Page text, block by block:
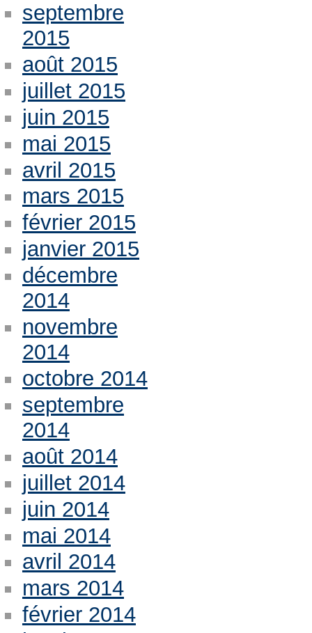
septembre
2015
août 2015
juillet 2015
juin 2015
mai 2015
avril 2015
mars 2015
février 2015
janvier 2015
décembre
2014
novembre
2014
octobre 2014
septembre
2014
août 2014
juillet 2014
juin 2014
mai 2014
avril 2014
mars 2014
février 2014